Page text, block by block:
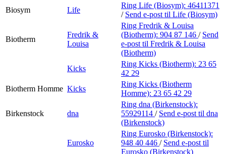
Biosym
Life
Ring Life (Biosym): 46411371
/ Send e-post til Life (Biosym)
Biotherm
Fredrik &
Louisa
Ring Fredrik & Louisa
(Biotherm): 904 87 146 / Send
e-post til Fredrik & Louisa
(Biotherm)
Kicks
Ring Kicks (Biotherm): 23 65
42 29
Biotherm Homme Kicks
Ring Kicks (Biotherm
Homme): 23 65 42 29
Birkenstock dna
Ring dna (Birkenstock):
55929114 / Send e-post til dna
(Birkenstock)
Eurosko
Ring Eurosko (Birkenstock):
948 40 446 / Send e-post til
Eurosko (Birkenstock)